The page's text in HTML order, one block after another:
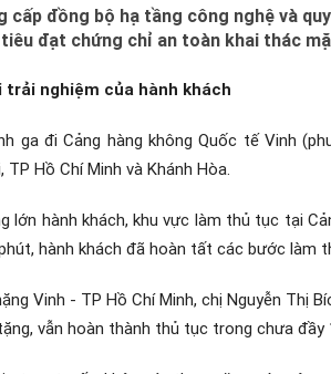
cấp đồng bộ hạ tầng công nghệ và
đạt chứng chỉ an toàn khai thác
trải nghiệm của hành khách
ga đi Cảng hàng không Quốc tế Vinh
Hồ Chí Minh và Khánh Hòa.
lớn hành khách, khu vực làm thủ tục tại
hành khách đã hoàn tất các bước làm
Vinh - TP Hồ Chí Minh, chị Nguyễn Thị
vẫn hoàn thành thủ tục trong chưa đầy